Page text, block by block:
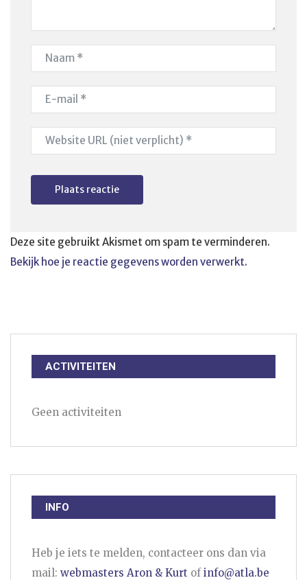
Deze site gebruikt Akismet om spam te verminderen.
Bekijk hoe je reactie gegevens worden verwerkt.
ACTIVITEITEN
Geen activiteiten
INFO
Heb je iets te melden, contacteer ons dan via
mail: webmasters Aron & Kurt ofinfo@atla.be